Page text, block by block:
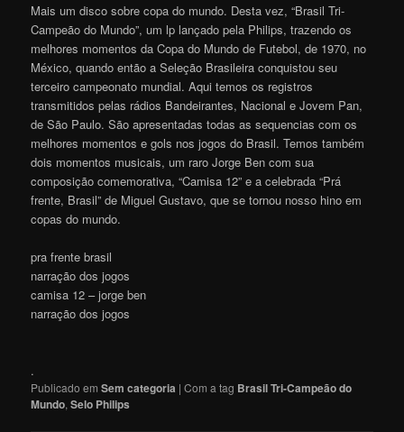
Mais um disco sobre copa do mundo. Desta vez, “Brasil Tri-
Campeão do Mundo”, um lp lançado pela Philips, trazendo os
melhores momentos da Copa do Mundo de Futebol, de 1970, no
México, quando então a Seleção Brasileira conquistou seu
terceiro campeonato mundial. Aqui temos os registros
transmitidos pelas rádios Bandeirantes, Nacional e Jovem Pan,
de São Paulo. São apresentadas todas as sequencias com os
melhores momentos e gols nos jogos do Brasil. Temos também
dois momentos musicais, um raro Jorge Ben com sua
composição comemorativa, “Camisa 12” e a celebrada “Prá
frente, Brasil” de Miguel Gustavo, que se tornou nosso hino em
copas do mundo.
pra frente brasil
narração dos jogos
camisa 12 – jorge ben
narração dos jogos
.
Publicado em Sem categoria |Com a tag Brasil Tri-Campeão do
Mundo,Selo Philips